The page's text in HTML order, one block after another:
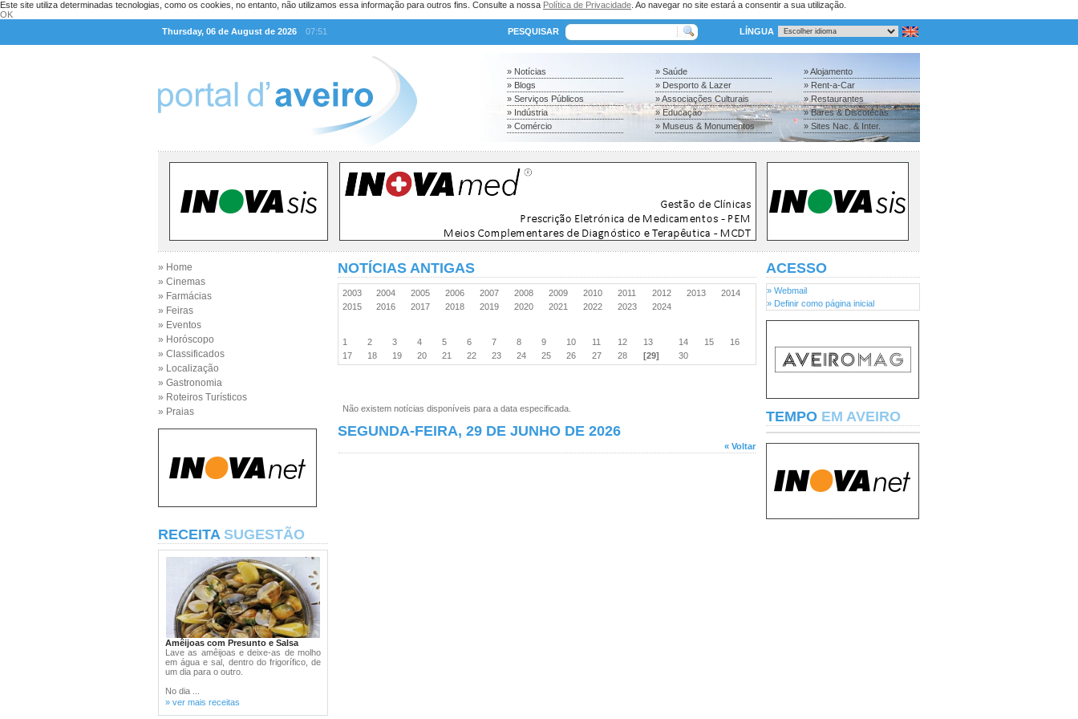
Este site utiliza determinadas tecnologias, como os cookies, no entanto, não utilizamos essa informação para outros fins. Consulte a nossa Política de Privacidade . Ao navegar no site estará a consentir a sua utilização.
OK
Thursday, 06 de August de 2026
07:51 PESQUISAR LÍNGUA
» Notícias
» Blogs
» Serviços Públicos
» Indústria
» Comércio
» Saúde
» Desporto & Lazer
» Associações Culturais
» Educação
» Museus & Monumentos
» Alojamento
» Rent-a-Car
» Restaurantes
» Bares & Discotecas
» Sites Nac. & Inter.
» Home
» Cinemas
» Farmácias
» Feiras
» Eventos
» Horóscopo
» Classificados
» Localização
» Gastronomia
» Roteiros Turísticos
» Praias
RECEITA SUGESTÃO
Amêijoas com Presunto e Salsa
Lave as amêijoas e deixe-as de molho
em água e sal, dentro do frigorífico, de
um dia para o outro.
No dia ...
» ver mais receitas
NOTÍCIAS ANTIGAS
2003 2004 2005 2006 2007 2008 2009 2010 2011 2012 2013
2014
2015
2016 2017 2018 2019 2020 2021 2022 2023 2024
1 2 3 4 5 6 7 8 9 10 11 12 13 14 15
16
17
18 19 20 21 22 23 24 25 26 27 28 [29] 30
Não existem notícias disponíveis para a data especificada.
SEGUNDA-FEIRA, 29 DE JUNHO DE 2026
« Voltar
ACESSO
» Webmail
» Definir como página inicial
TEMPO EM AVEIRO